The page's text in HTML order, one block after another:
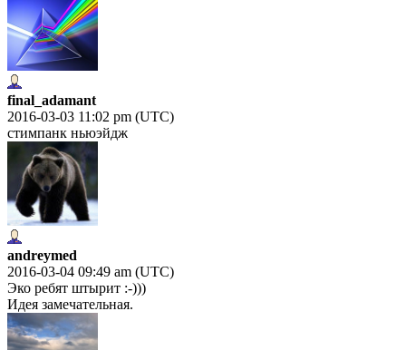
final_adamant
2016-03-03 11:02 pm (UTC)
стимпанк ньюэйдж
andreymed
2016-03-04 09:49 am (UTC)
Эко ребят штырит :-)))
Идея замечательная.